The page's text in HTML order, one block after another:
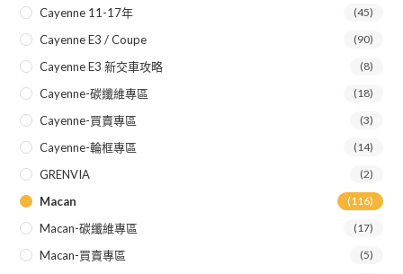
Cayenne 11-17年 (45)
Cayenne E3 / Coupe (90)
Cayenne E3 新交車攻略 (8)
Cayenne-碳纖維專區 (18)
Cayenne-買賣專區 (3)
Cayenne-輪框專區 (14)
GRENVIA (2)
Macan (116)
Macan-碳纖維專區 (17)
Macan-買賣專區 (5)